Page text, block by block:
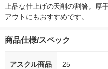
上品な仕上げの天削の割箸。厚
アウトにもおすすめです。
商品仕様/スペック
アスクル商品
25